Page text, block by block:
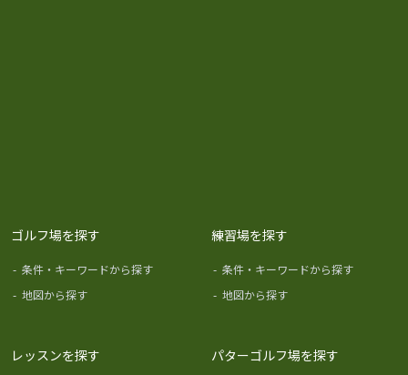
ゴルフ場を探す
- 条件・キーワードから探す
- 地図から探す
練習場を探す
- 条件・キーワードから探す
- 地図から探す
レッスンを探す パターゴルフ場を探す